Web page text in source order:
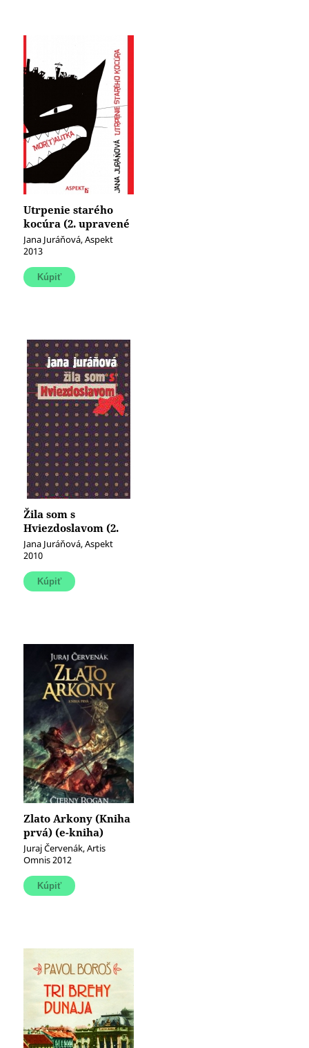
Utrpenie starého
kocúra (2. upravené
vydanie)
Jana Juráňová, Aspekt
2013
Žila som s
Hviezdoslavom (2.
vydanie)
Jana Juráňová, Aspekt
2010
Zlato Arkony (Kniha
prvá) (e-kniha)
Juraj Červenák, Artis
Omnis 2012